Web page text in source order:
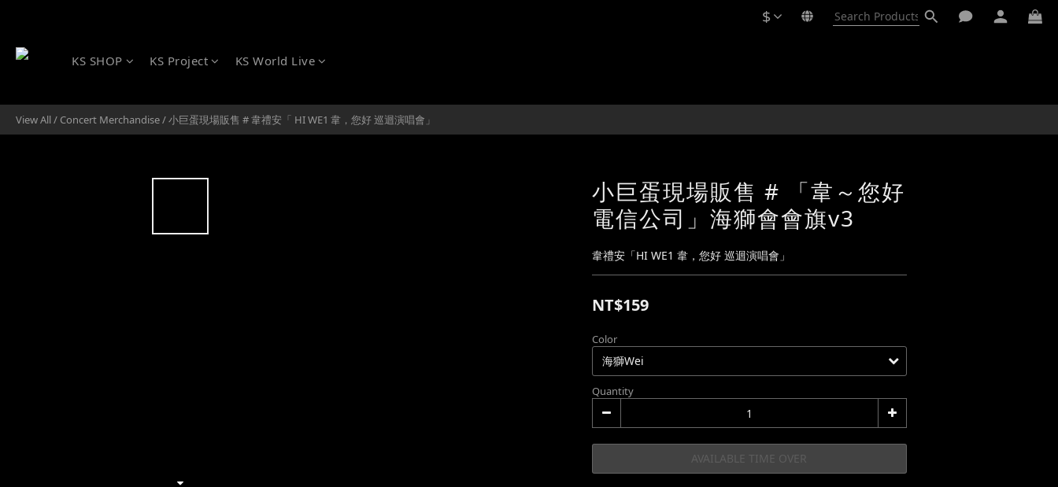
$
KS SHOP KS Project KS World Live
View All/ Concert Merchandise/小巨蛋現場販售 # 韋禮安「 HI WE1 韋，您好 巡迴演唱會」
小巨蛋現場販售 # 「韋～您好
電信公司」海獅會會旗v3
韋禮安「HI WE1 韋，您好 巡迴演唱會」
NT$159
Color
Quantity
AVAILABLE TIME OVER